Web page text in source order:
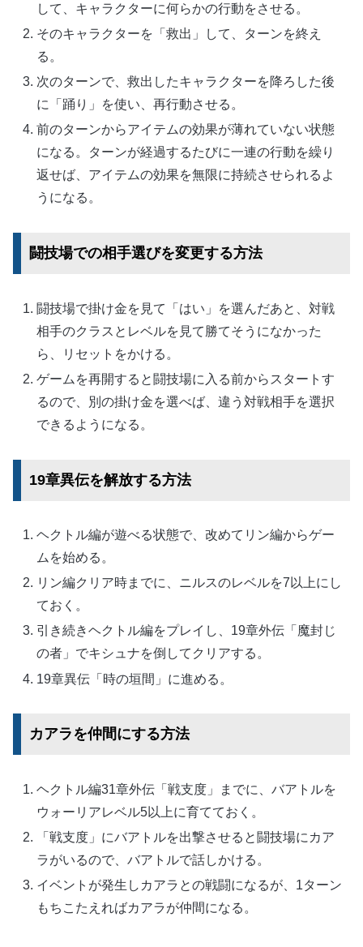
して、キャラクターに何らかの行動をさせる。
そのキャラクターを「救出」して、ターンを終え
る。
次のターンで、救出したキャラクターを降ろした後
に「踊り」を使い、再行動させる。
前のターンからアイテムの効果が薄れていない状態
になる。ターンが経過するたびに一連の行動を繰り
返せば、アイテムの効果を無限に持続させられるよ
うになる。
闘技場での相手選びを変更する方法
闘技場で掛け金を見て「はい」を選んだあと、対戦
相手のクラスとレベルを見て勝てそうになかった
ら、リセットをかける。
ゲームを再開すると闘技場に入る前からスタートす
るので、別の掛け金を選べば、違う対戦相手を選択
できるようになる。
19章異伝を解放する方法
ヘクトル編が遊べる状態で、改めてリン編からゲー
ムを始める。
リン編クリア時までに、ニルスのレベルを7以上にし
ておく。
引き続きヘクトル編をプレイし、19章外伝「魔封じ
の者」でキシュナを倒してクリアする。
19章異伝「時の垣間」に進める。
カアラを仲間にする方法
ヘクトル編31章外伝「戦支度」までに、バアトルを
ウォーリアレベル5以上に育てておく。
「戦支度」にバアトルを出撃させると闘技場にカア
ラがいるので、バアトルで話しかける。
イベントが発生しカアラとの戦闘になるが、1ターン
もちこたえればカアラが仲間になる。